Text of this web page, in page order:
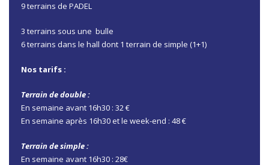
9 terrains de PADEL
3 terrains sous une bulle
6 terrains dans le hall dont 1 terrain de simple (1+1)
Nos tarifs :
Terrain de double :
En semaine avant 16h30 : 32 €
En semaine après 16h30 et le week-end : 48 €
Terrain de simple :
En semaine avant 16h30 : 28€